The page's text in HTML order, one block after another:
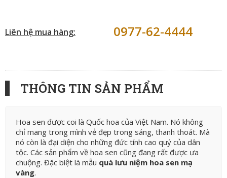
Liên hệ mua hàng: 0977-62-4444
THÔNG TIN SẢN PHẨM
Hoa sen được coi là Quốc hoa của Việt Nam. Nó không
chỉ mang trong mình vẻ đẹp trong sáng, thanh thoát. Mà
nó còn là đại diện cho những đức tính cao quý của dân
tộc. Các sản phẩm về hoa sen cũng đang rất được ưa
chuộng. Đặc biệt là mẫu quà lưu niệm hoa sen mạ
vàng.